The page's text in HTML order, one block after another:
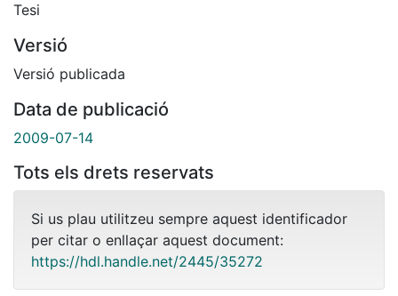
Tesi
Versió
Versió publicada
Data de publicació
2009-07-14
Tots els drets reservats
Si us plau utilitzeu sempre aquest identificador
per citar o enllaçar aquest document:
https://hdl.handle.net/2445/35272